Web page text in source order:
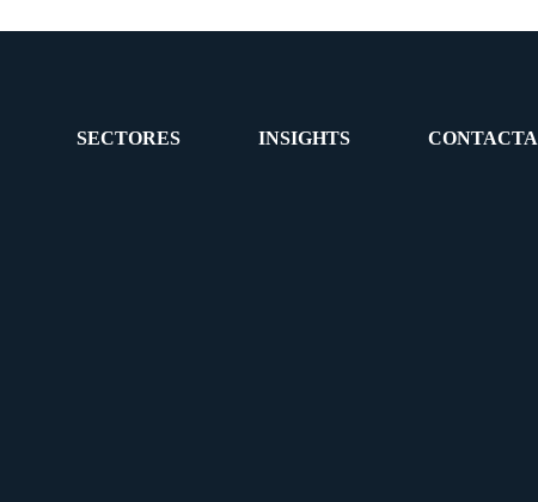
SECTORES INSIGHTS CONTACTA